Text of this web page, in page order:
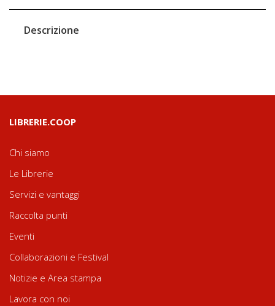
Descrizione
LIBRERIE.COOP
Chi siamo
Le Librerie
Servizi e vantaggi
Raccolta punti
Eventi
Collaborazioni e Festival
Notizie e Area stampa
Lavora con noi